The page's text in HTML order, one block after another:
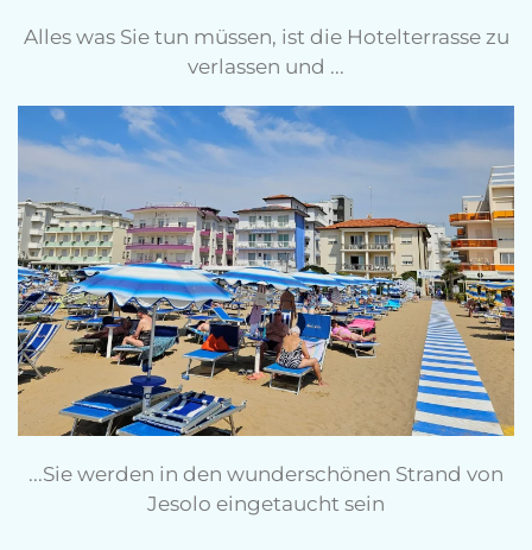
Alles was Sie tun müssen, ist die Hotelterrasse zu
verlassen und ...
...Sie werden in den wunderschönen Strand von
Jesolo eingetaucht sein